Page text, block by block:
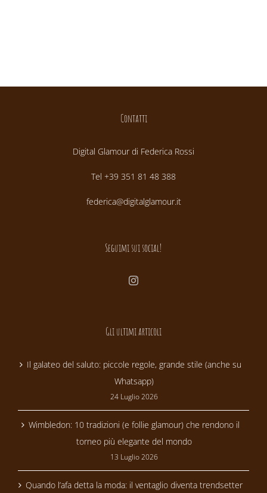
Contatti
Digital Glamour di Federica Rossi
Tel +39 351 81 48 388
federica@digitalglamour.it
Seguimi sui social!
Gli ultimi articoli
Il galateo del saluto: piccole regole, grande stile (anche su
Whatsapp)
24 Luglio 2026
Wimbledon: 10 tradizioni (e follie glamour) che rendono il
torneo più elegante del mondo
13 Luglio 2026
Quando l’afa detta la moda: il ventaglio diventa trendsetter